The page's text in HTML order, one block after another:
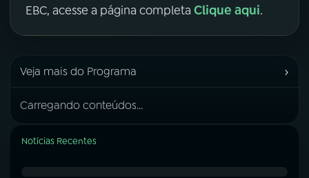
EBC, acesse a página completa Clique aqui.
Veja mais do Programa ›
Carregando conteúdos...
Notícias Recentes